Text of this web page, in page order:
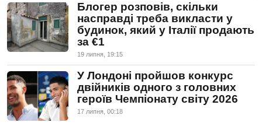
Блогер розповів, скільки
насправді треба викласти у
будинок, який у Італії продають
за €1
19 липня, 19:15
У Лондоні пройшов конкурс
двійників одного з головних
героїв Чемпіонату світу 2026
17 липня, 00:18